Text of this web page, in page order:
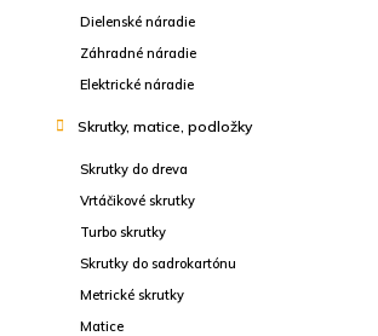
Dielenské náradie
Záhradné náradie
Elektrické náradie
Skrutky, matice, podložky
Skrutky do dreva
Vrtáčikové skrutky
Turbo skrutky
Skrutky do sadrokartónu
Metrické skrutky
Matice